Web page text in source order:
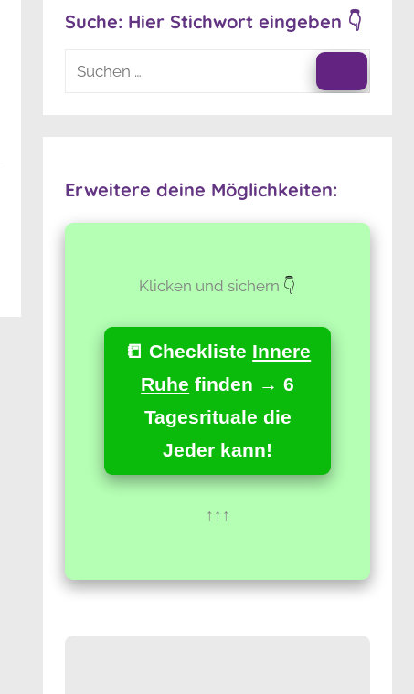
Suche: Hier Stichwort eingeben 👇
Suchen
Erweitere deine Möglichkeiten:
Klicken und sichern 👇
📒 Checkliste Innere
Ruhe finden → 6
Tagesrituale die
Jeder kann!
↑↑↑